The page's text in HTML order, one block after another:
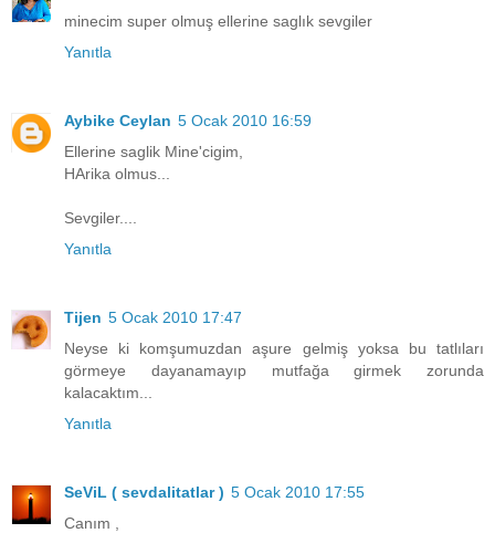
minecim super olmuş ellerine saglık sevgiler
Yanıtla
Aybike Ceylan 5 Ocak 2010 16:59
Ellerine saglik Mine'cigim,
HArika olmus...
Sevgiler....
Yanıtla
Tijen 5 Ocak 2010 17:47
Neyse ki komşumuzdan aşure gelmiş yoksa bu tatlıları
görmeye dayanamayıp mutfağa girmek zorunda
kalacaktım...
Yanıtla
SeViL ( sevdalitatlar ) 5 Ocak 2010 17:55
Canım ,